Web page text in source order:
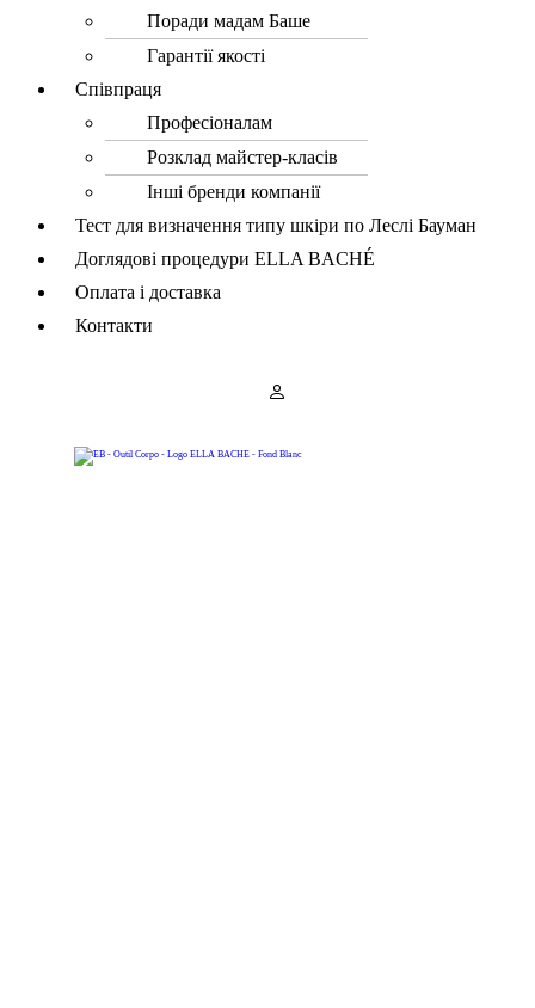
Поради мадам Баше
Гарантії якості
Співпраця
Професіоналам
Розклад майстер-класів
Інші бренди компанії
Тест для визначення типу шкіри по Леслі Бауман
Доглядові процедури ELLA BACHÉ
Оплата і доставка
Контакти